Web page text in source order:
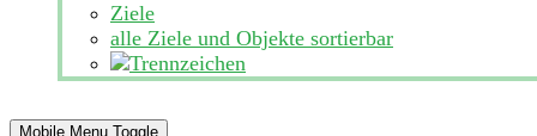
Ziele
alle Ziele und Objekte sortierbar
Mobile Menu Toggle